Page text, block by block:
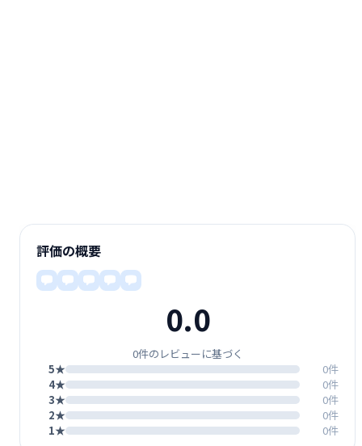
評価の概要
0.0
0件のレビューに基づく
5★
0件
4★
0件
3★
0件
2★
0件
1★
0件